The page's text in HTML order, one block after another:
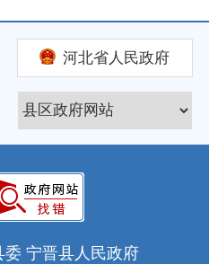
河北省人民政府
宁晋县人民政府